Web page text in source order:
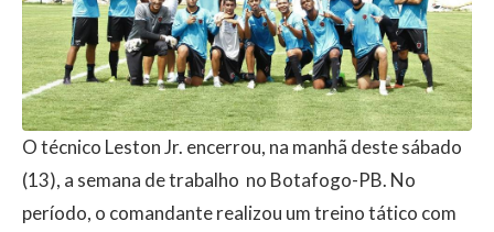
O técnico Leston Jr. encerrou, na manhã deste sábado
(13), a semana de trabalho no Botafogo-PB. No
período, o comandante realizou um treino tático com